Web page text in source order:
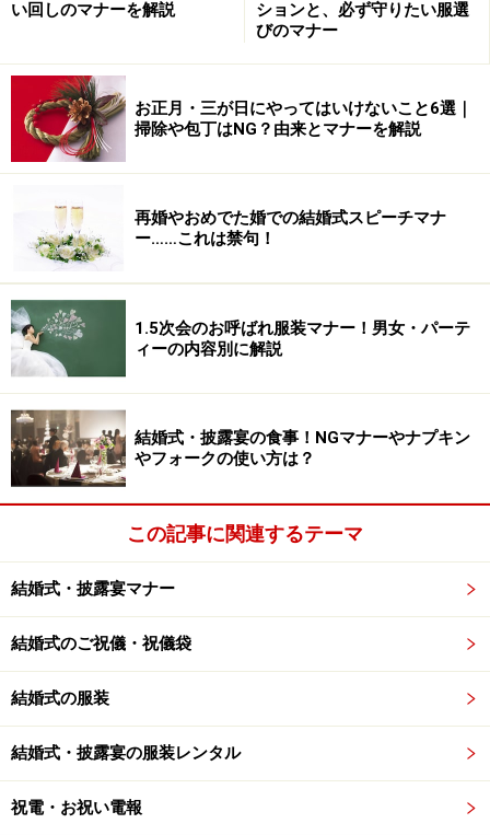
い回しのマナーを解説
ションと、必ず守りたい服選
びのマナー
お正月・三が日にやってはいけないこと6選｜
掃除や包丁はNG？由来とマナーを解説
再婚やおめでた婚での結婚式スピーチマナ
ー……これは禁句！
1.5次会のお呼ばれ服装マナー！男女・パーテ
ィーの内容別に解説
結婚式・披露宴の食事！NGマナーやナプキン
やフォークの使い方は？
この記事に関連するテーマ
結婚式・披露宴マナー
結婚式のご祝儀・祝儀袋
結婚式の服装
結婚式・披露宴の服装レンタル
祝電・お祝い電報